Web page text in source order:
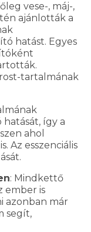
vese-, máj-,
ajánlották a
hatást. Egyes
tartalmának
így a
ahol
Az esszenciális
: Mindkettő
ember is
azonban már
segít,